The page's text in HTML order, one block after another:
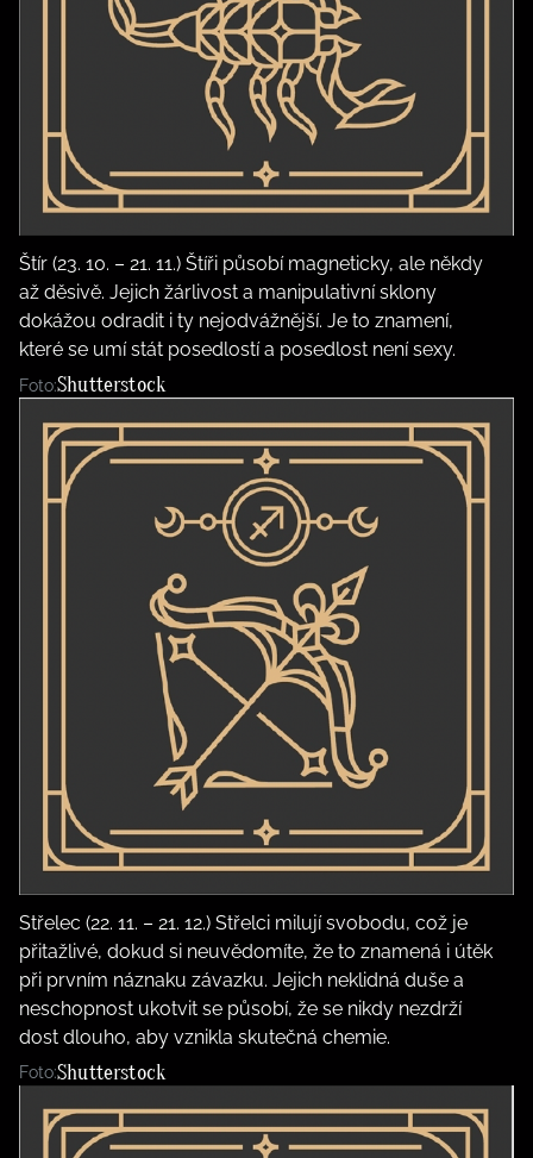
Štír (23. 10. – 21. 11.) Štíři působí magneticky, ale někdy
až děsivě. Jejich žárlivost a manipulativní sklony
dokážou odradit i ty nejodvážnější. Je to znamení,
které se umí stát posedlostí a posedlost není sexy.
Foto:Shutterstock
Střelec (22. 11. – 21. 12.) Střelci milují svobodu, což je
přitažlivé, dokud si neuvědomíte, že to znamená i útěk
při prvním náznaku závazku. Jejich neklidná duše a
neschopnost ukotvit se působí, že se nikdy nezdrží
dost dlouho, aby vznikla skutečná chemie.
Foto:Shutterstock